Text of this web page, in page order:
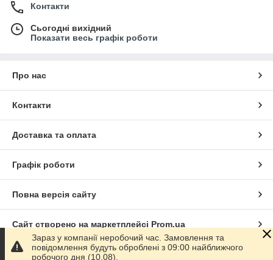
Контакти
Сьогодні вихідний
Показати весь графік роботи
Про нас
Контакти
Доставка та оплата
Графік роботи
Повна версія сайту
Сайт створено на маркетплейсі Prom.ua
Політика конфіденційності
Зараз у компанії неробочий час. Замовлення та
повідомлення будуть оброблені з 09:00 найближчого
робочого дня (10.08).